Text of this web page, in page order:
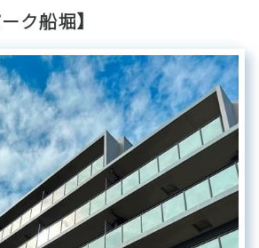
ク船堀】